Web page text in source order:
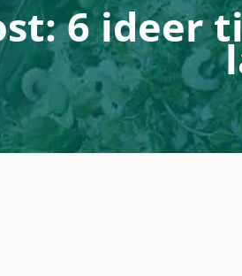
6 ideer